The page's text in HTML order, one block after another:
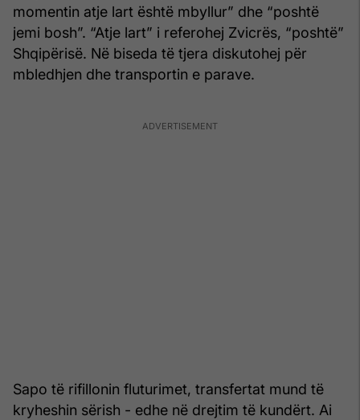
momentin atje lart është mbyllur” dhe “poshtë
jemi bosh”. “Atje lart” i referohej Zvicrës, “poshtë”
Shqipërisë. Në biseda të tjera diskutohej për
mbledhjen dhe transportin e parave.
Sapo të rifillonin fluturimet, transfertat mund të
kryheshin sërish - edhe në drejtim të kundërt. Ai